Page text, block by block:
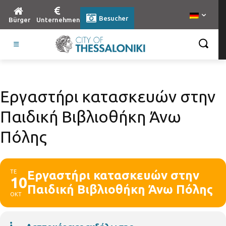
Bürger Unternehmen Besucher
Εργαστήρι κατασκευών στην
Παιδική Βιβλιοθήκη Άνω
Πόλης
ΤΕ
10
ΟΚΤ
Εργαστήρι κατασκευών στην
Παιδική Βιβλιοθήκη Άνω Πόλης